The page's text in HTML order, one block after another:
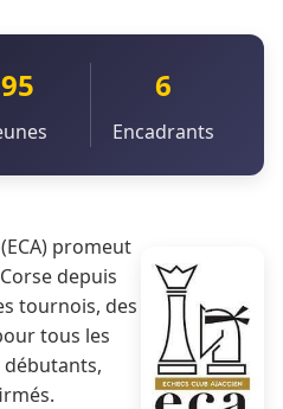
95 6
Encadrants
promeut
depuis
tournois, des
tous les
débutants,